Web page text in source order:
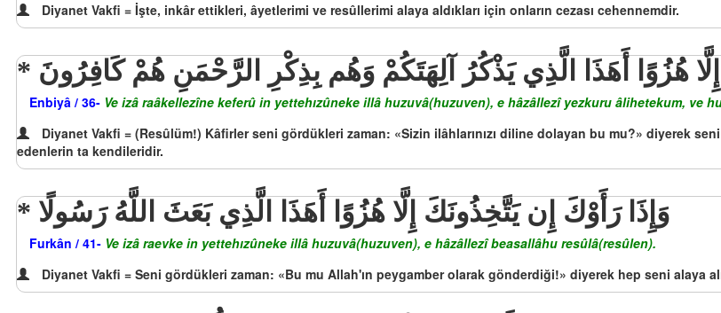
Diyanet Vakfi = İşte, inkâr ettikleri, âyetlerimi ve resûllerimi alaya aldıkları için onların cezası cehennemdir.
هُزُوًا أَهَذَا الَّذِي يَذْكُرُ آلِهَتَكُمْ وَهُم بِذِكْرِ الرَّحْمَنِ هُمْ كَافِرُونَ
Enbiyâ / 36- Ve izâ raâkellezîne keferû in yettehızûneke illâ huzuvâ(huzuven), e hâzâllezî yezkuru âlihetekum, ve
Diyanet Vakfi = (Resûlüm!) Kâfirler seni gördükleri zaman: «Sizin ilâhlarınızı diline dolayan bu mu?» diyerek
edenlerin ta kendileridir.
وَإِذَا رَأَوْكَ إِن يَتَّخِذُونَكَ إِلَّا هُزُوًا أَهَذَا الَّذِي بَعَثَ اللَّهُ رَسُولًا
Furkân / 41- Ve izâ raevke in yettehızûneke illâ huzuvâ(huzuven), e hâzâllezî beasallâhu resûlâ(resûlen).
Diyanet Vakfi = Seni gördükleri zaman: «Bu mu Allah'ın peygamber olarak gönderdiği!» diyerek hep seni alaya